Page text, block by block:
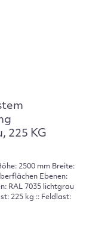
225 KG
2500 mm Breite:
Ebenen:
RAL 7035 lichtgrau
225 kg :: Feldlast: